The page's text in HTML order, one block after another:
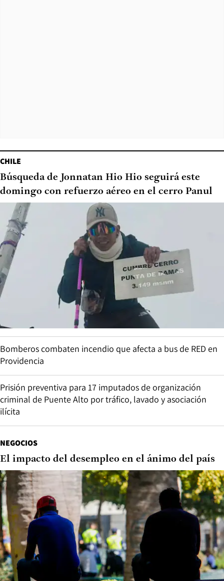
CHILE
Búsqueda de Jonnatan Hio Hio seguirá este
domingo con refuerzo aéreo en el cerro Panul
Bomberos combaten incendio que afecta a bus de RED en
Providencia
Prisión preventiva para 17 imputados de organización
criminal de Puente Alto por tráfico, lavado y asociación
ilícita
NEGOCIOS
El impacto del desempleo en el ánimo del país